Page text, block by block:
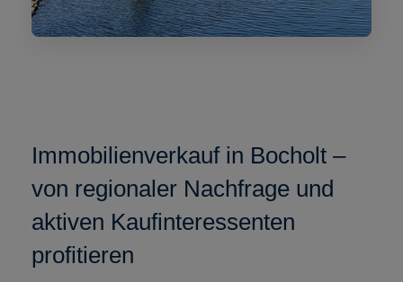
Immobilienverkauf in Bocholt –
von regionaler Nachfrage und
aktiven Kaufinteressenten
profitieren